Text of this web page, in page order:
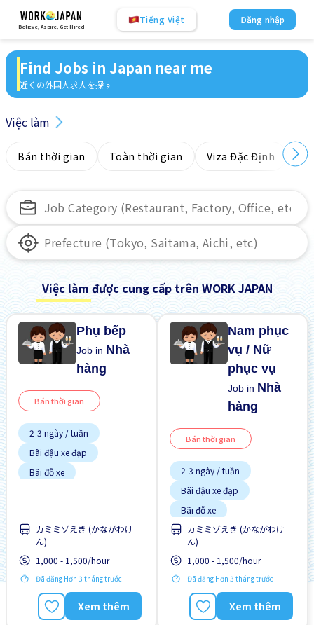
Believe, Aspire, Get Hired
Tiếng Việt Đăng nhập
Find Jobs in Japan near me
近くの外国人求人を探す
Việc làm
Bán thời gian Toàn thời gian Viza Đặc Định
Việc làm được cung cấp trên WORK JAPAN
Phụ bếp
Job in Nhà
hàng
Bán thời gian
2-3 ngày / tuần
Bãi đậu xe đạp
Bãi đỗ xe
Giao dịch đã thanh toán
Hỗ trợ bữa ăn
Ít hơn theo thời gian
Không cần kinh nghiệm
カミミゾえき (かながわけ
ん)
1,000 - 1,500/hour
Đã đăng Hơn 3 tháng trước
Xem thêm
Nam phục
vụ / Nữ
phục vụ
Job in Nhà
hàng
Bán thời gian
2-3 ngày / tuần
Bãi đậu xe đạp
Bãi đỗ xe
Có chỗ ở lại
Giao dịch đã thanh toán
Hỗ trợ bữa ăn
Không cần kinh nghiệm
Lao động người nước
カミミゾえき (かながわけ
ん)
1,000 - 1,500/hour
Đã đăng Hơn 3 tháng trước
Xem thêm